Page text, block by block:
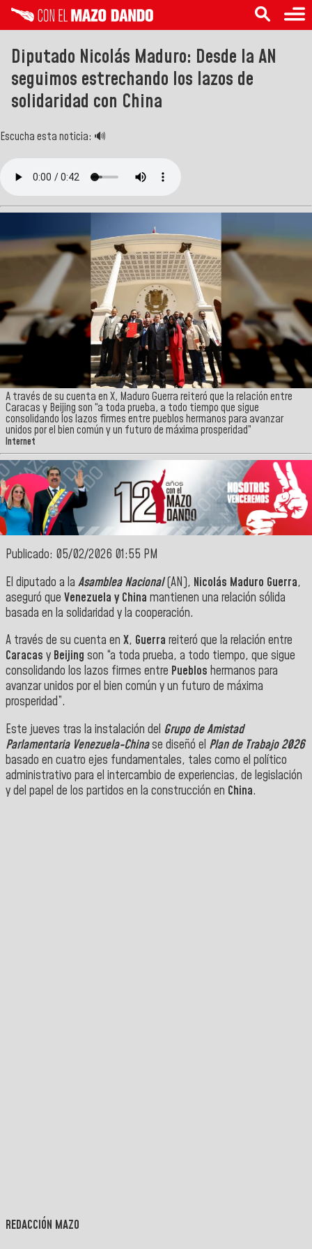
Diputado Nicolás Maduro: Desde la AN
seguimos estrechando los lazos de
solidaridad con China
Escucha esta noticia: 🔊
A través de su cuenta en X, Maduro Guerra reiteró que la relación entre
Caracas y Beijing son “a toda prueba, a todo tiempo que sigue
consolidando los lazos firmes entre pueblos hermanos para avanzar
unidos por el bien común y un futuro de máxima prosperidad”
Internet
Publicado: 05/02/2026 01:55 PM
El diputado a la Asamblea Nacional(AN), Nicolás Maduro Guerra,
aseguró que Venezuela y China mantienen una relación sólida
basada en la solidaridad y la cooperación.
A través de su cuenta en X, Guerra reiteró que la relación entre
Caracas y Beijing son “a toda prueba, a todo tiempo, que sigue
consolidando los lazos firmes entre Pueblos hermanos para
avanzar unidos por el bien común y un futuro de máxima
prosperidad”.
Este jueves tras la instalación del Grupo de Amistad
Parlamentaria Venezuela-Chinase diseñó el Plan de Trabajo 2026
basado en cuatro ejes fundamentales, tales como el político
administrativo para el intercambio de experiencias, de legislación
y del papel de los partidos en la construcción en China.
REDACCIÓN MAZO